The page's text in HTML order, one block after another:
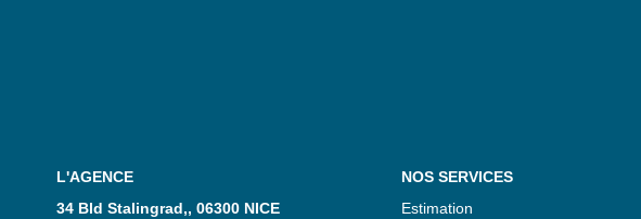
L'AGENCE
34 Bld Stalingrad,, 06300 NICE
NOS SERVICES
Estimation